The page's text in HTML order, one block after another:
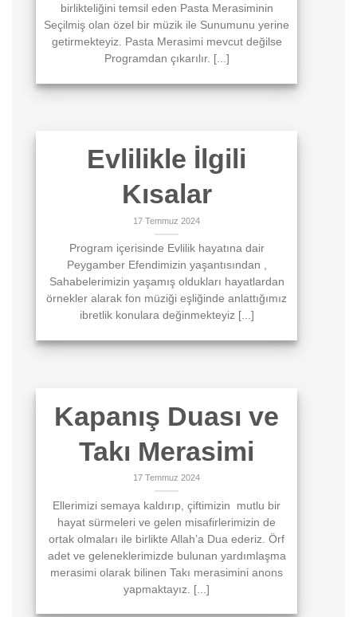
birlikteliğini temsil eden Pasta Merasiminin
Seçilmiş olan özel bir müzik ile Sunumunu yerine
getirmekteyiz. Pasta Merasimi mevcut değilse
Programdan çıkarılır. [...]
Evlilikle İlgili
Kısalar
17 Temmuz 2024
Program içerisinde Evlilik hayatına dair
Peygamber Efendimizin yaşantısından ,
Sahabelerimizin yaşamış oldukları hayatlardan
örnekler alarak fon müziği eşliğinde anlattığımız
ibretlik konulara değinmekteyiz [...]
Kapanış Duası ve
Takı Merasimi
17 Temmuz 2024
Ellerimizi semaya kaldırıp, çiftimizin mutlu bir
hayat sürmeleri ve gelen misafirlerimizin de
ortak olmaları ile birlikte Allah’a Dua ederiz. Örf
adet ve geleneklerimizde bulunan yardımlaşma
merasimi olarak bilinen Takı merasimini anons
yapmaktayız. [...]